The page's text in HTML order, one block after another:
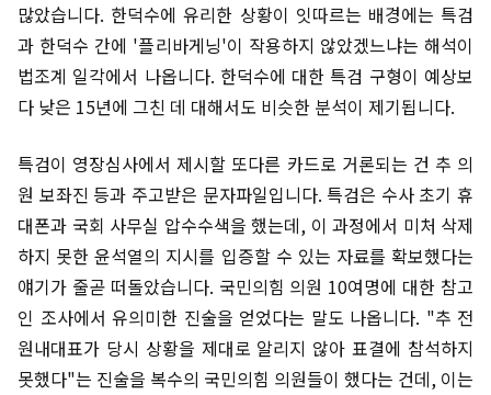
많았습니다. 한덕수에 유리한 상황이 잇따르는 배경에는 특검
과 한덕수 간에 '플리바게닝'이 작용하지 않았겠느냐는 해석이
법조계 일각에서 나옵니다. 한덕수에 대한 특검 구형이 예상보
다 낮은 15년에 그친 데 대해서도 비슷한 분석이 제기됩니다.
특검이 영장심사에서 제시할 또다른 카드로 거론되는 건 추 의
원 보좌진 등과 주고받은 문자파일입니다. 특검은 수사 초기 휴
대폰과 국회 사무실 압수수색을 했는데, 이 과정에서 미처 삭제
하지 못한 윤석열의 지시를 입증할 수 있는 자료를 확보했다는
얘기가 줄곧 떠돌았습니다. 국민의힘 의원 10여명에 대한 참고
인 조사에서 유의미한 진술을 얻었다는 말도 나옵니다. "추 전
원내대표가 당시 상황을 제대로 알리지 않아 표결에 참석하지
못했다"는 진술을 복수의 국민의힘 의원들이 했다는 건데, 이는